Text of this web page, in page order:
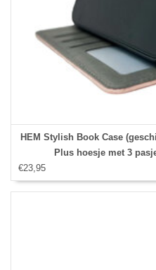
HEM Stylish Book Case
Plus hoesje met 3
€23,95